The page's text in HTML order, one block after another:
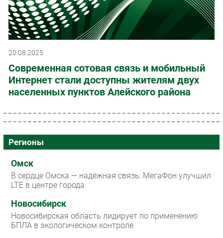
20.08.2025
Современная сотовая связь и мобильный
Интернет стали доступны жителям двух
населенных пунктов Алейского района
Регионы
Омск
В сердце Омска — надёжная связь: МегаФон улучшил
LTE в центре города
Новосибирск
Новосибирская область лидирует по применению
БПЛА в экологическом контроле